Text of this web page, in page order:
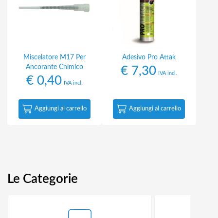
Miscelatore M17 Per
Ancorante Chimico
€ 0,40 IVA incl.
Aggiungi al carrello
Adesivo Pro Attak
€ 7,30 IVA incl.
Aggiungi al carrello
Le Categorie